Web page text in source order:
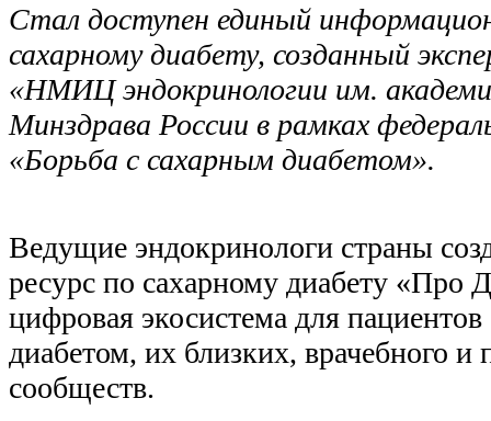
Стал доступен единый
сахарному диабету, созданный
«НМИЦ эндокринологии им.
Минздрава России в рамках
«Борьба с сахарным диабетом».
Ведущие эндокринологи страны
ресурс по сахарному диабету «Про
цифровая экосистема для
диабетом, их близких, врачебного и
сообществ.